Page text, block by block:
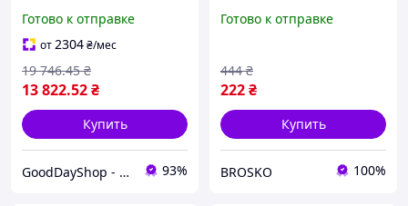
отопительных систем с
максимальной
мощностью 52 Вт
Готово к отправке
от2304₴/мес
13 822.52₴
19 746.45 ₴
Купить
GoodDayShop - Онлайн магазин различных товаров 93%
отопительных систем
Готово к отправке
222₴
444 ₴
Купить
BROSKO 100%